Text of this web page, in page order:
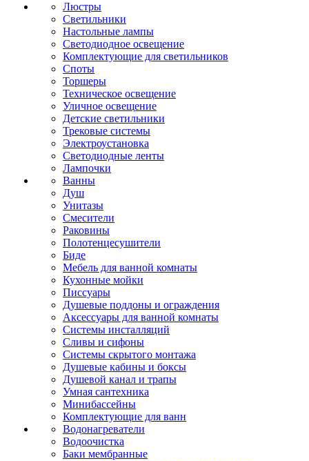
Люстры
Светильники
Настольные лампы
Светодиодное освещение
Комплектующие для светильников
Споты
Торшеры
Техническое освещение
Уличное освещение
Детские светильники
Трековые системы
Электроустановка
Светодиодные ленты
Лампочки
Ванны
Душ
Унитазы
Смесители
Раковины
Полотенцесушители
Биде
Мебель для ванной комнаты
Кухонные мойки
Писсуары
Душевые поддоны и ограждения
Аксессуары для ванной комнаты
Системы инсталляций
Сливы и сифоны
Системы скрытого монтажа
Душевые кабины и боксы
Душевой канал и трапы
Умная сантехника
Минибассейны
Комплектующие для ванн
Водонагреватели
Водоочистка
Баки мембранные